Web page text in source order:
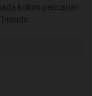
kolom pencarian.